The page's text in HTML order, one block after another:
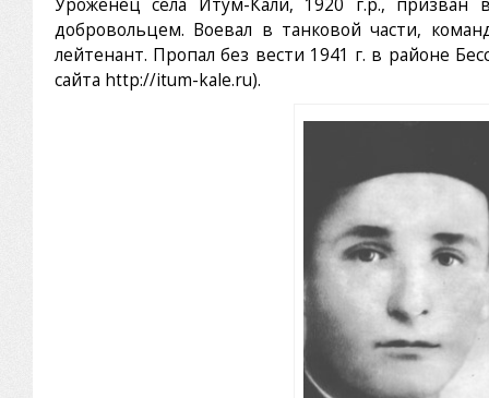
Уроженец села Итум-Кали, 1920 г.р.,
добровольцем. Воевал в танковой части,
лейтенант. Пропал без вести 1941 г. в районе
сайта http://itum-kale.ru).